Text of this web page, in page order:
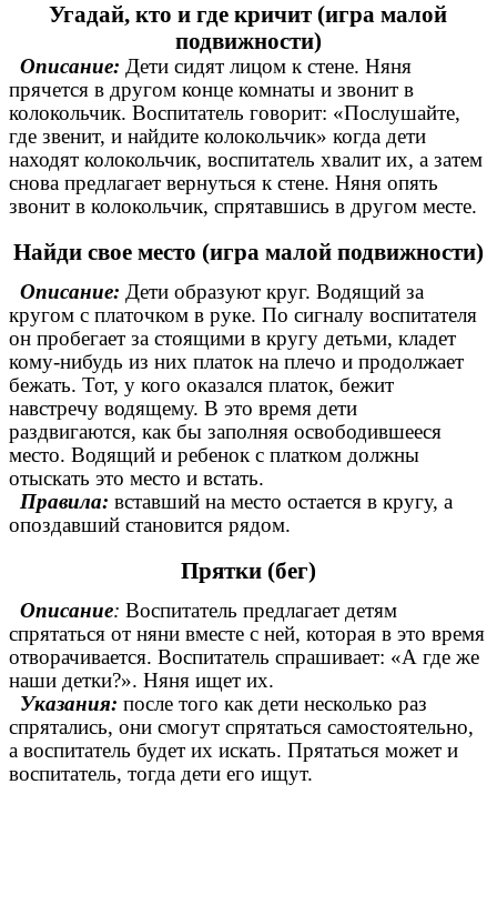
Угадай, кто и где кричит (игра малой
подвижности)
Описание: Дети сидят лицом к стене. Няня
прячется в другом конце комнаты и звонит в
колокольчик. Воспитатель говорит: «Послушайте,
где звенит, и найдите колокольчик» когда дети
находят колокольчик, воспитатель хвалит их, а затем
снова предлагает вернуться к стене. Няня опять
звонит в колокольчик, спрятавшись в другом месте.
Найди свое место (игра малой подвижности)
Описание: Дети образуют круг. Водящий за
кругом с платочком в руке. По сигналу воспитателя
он пробегает за стоящими в кругу детьми, кладет
кому-нибудь из них платок на плечо и продолжает
бежать. Тот, у кого оказался платок, бежит
навстречу водящему. В это время дети
раздвигаются, как бы заполняя освободившееся
место. Водящий и ребенок с платком должны
отыскать это место и встать.
Правила: вставший на место остается в кругу, а
опоздавший становится рядом.
Прятки (бег)
Описание: Воспитатель предлагает детям
спрятаться от няни вместе с ней, которая в это время
отворачивается. Воспитатель спрашивает: «А где же
наши детки?». Няня ищет их.
Указания: после того как дети несколько раз
спрятались, они смогут спрятаться самостоятельно,
а воспитатель будет их искать. Прятаться может и
воспитатель, тогда дети его ищут.